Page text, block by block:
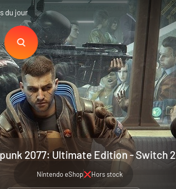
du jour
2077: Ultimate Edition - Switch 2
Nintendo eShop Hors stock